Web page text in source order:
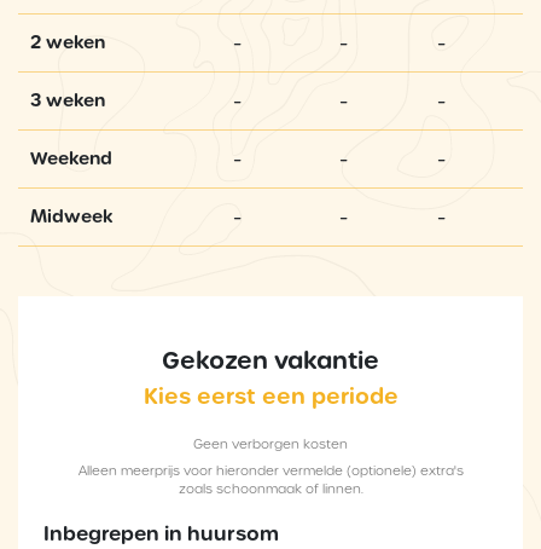
2 weken - - -
3 weken - - -
Weekend - - -
Midweek - - -
Gekozen vakantie
Kies eerst een periode
Geen verborgen kosten
Alleen meerprijs voor hieronder vermelde (optionele) extra's
zoals schoonmaak of linnen.
Inbegrepen in huursom